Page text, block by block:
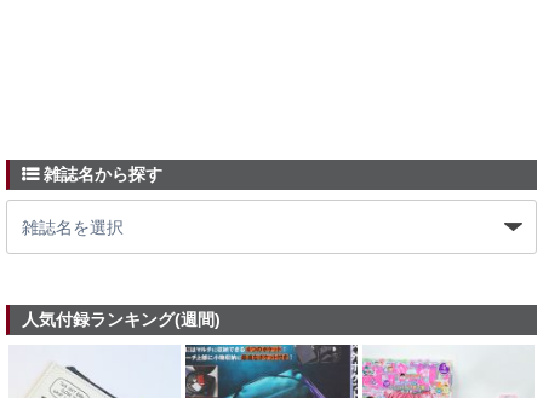
雑誌名から探す
人気付録ランキング(週間)